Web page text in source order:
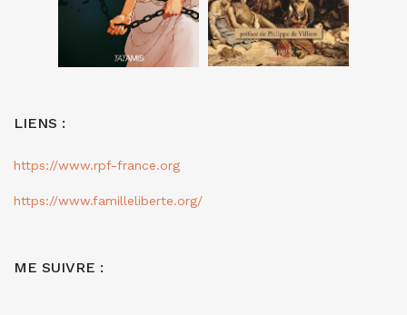
LIENS :
https://www.rpf-france.org
https://www.familleliberte.org/
ME SUIVRE :